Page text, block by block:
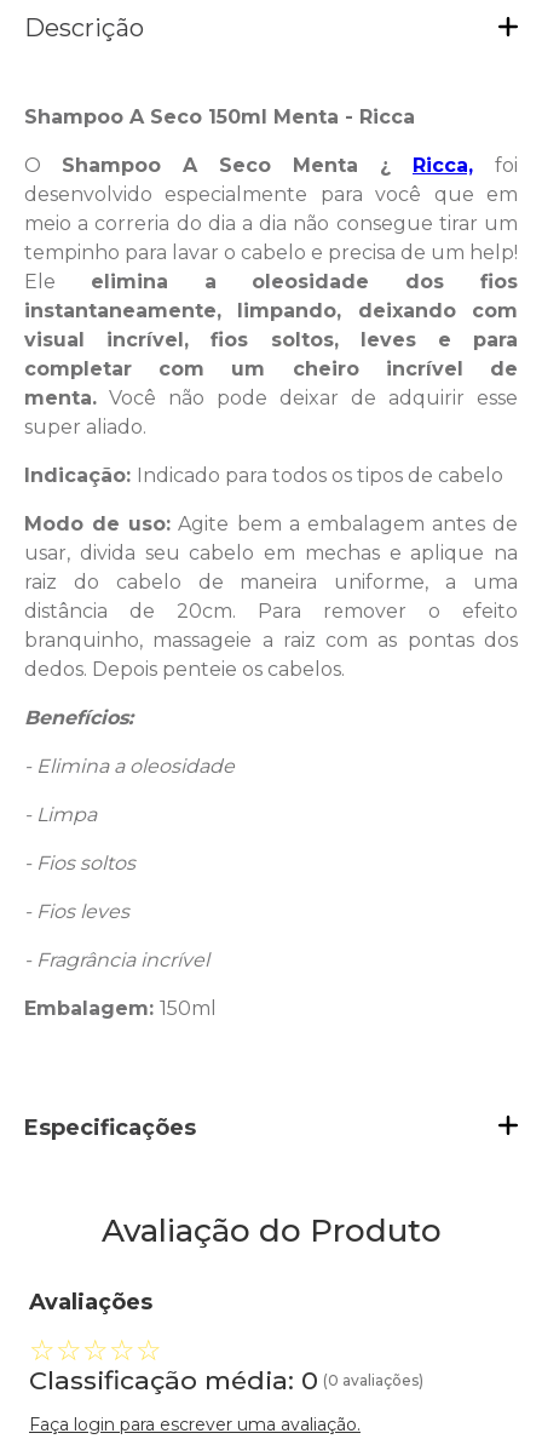
Descrição
Shampoo A Seco 150ml Menta - Ricca
O Shampoo A Seco Menta ¿ Ricca,
foi
desenvolvido especialmente para você que em
meio a correria do dia a dia não consegue tirar um
tempinho para lavar o cabelo e precisa de um help!
Ele elimina a oleosidade dos fios
instantaneamente, limpando, deixando com
visual incrível, fios soltos, leves e para
completar com um cheiro incrível de
menta. Você não pode deixar de adquirir esse
super aliado.
Indicação: Indicado para todos os tipos de cabelo
Modo de uso: Agite bem a embalagem antes de
usar, divida seu cabelo em mechas e aplique na
raiz do cabelo de maneira uniforme, a uma
distância de 20cm. Para remover o efeito
branquinho, massageie a raiz com as pontas dos
dedos. Depois penteie os cabelos.
Benefícios:
- Elimina a oleosidade
- Limpa
- Fios soltos
- Fios leves
- Fragrância incrível
Embalagem: 150ml
Especificações
Avaliação do Produto
Avaliações
☆☆☆☆☆
Classificação média: 0 (0 avaliações)
Faça login para escrever uma avaliação.